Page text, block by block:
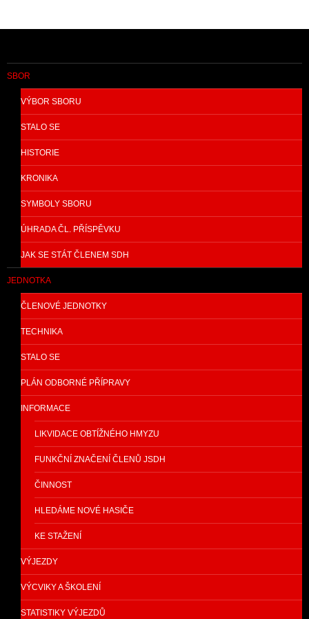
SBOR
VÝBOR SBORU
STALO SE
HISTORIE
KRONIKA
SYMBOLY SBORU
ÚHRADA ČL. PŘÍSPĚVKU
JAK SE STÁT ČLENEM SDH
JEDNOTKA
ČLENOVÉ JEDNOTKY
TECHNIKA
STALO SE
PLÁN ODBORNÉ PŘÍPRAVY
INFORMACE
LIKVIDACE OBTÍŽNÉHO HMYZU
FUNKČNÍ ZNAČENÍ ČLENŮ JSDH
ČINNOST
HLEDÁME NOVÉ HASIČE
KE STAŽENÍ
VÝJEZDY
VÝCVIKY A ŠKOLENÍ
STATISTIKY VÝJEZDŮ